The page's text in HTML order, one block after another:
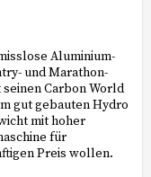
Aluminium-
und Marathon-
Carbon World
gut gebauten Hydro
mit hoher
für
Preis wollen.